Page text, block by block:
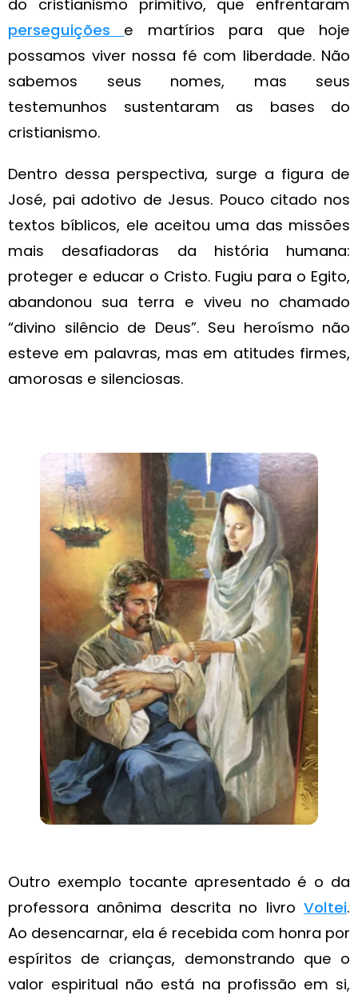
do cristianismo primitivo, que enfrentaram
perseguições e martírios para que hoje
possamos viver nossa fé com liberdade. Não
sabemos seus nomes, mas seus
testemunhos sustentaram as bases do
cristianismo.
Dentro dessa perspectiva, surge a figura de
José, pai adotivo de Jesus. Pouco citado nos
textos bíblicos, ele aceitou uma das missões
mais desafiadoras da história humana:
proteger e educar o Cristo. Fugiu para o Egito,
abandonou sua terra e viveu no chamado
“divino silêncio de Deus”. Seu heroísmo não
esteve em palavras, mas em atitudes firmes,
amorosas e silenciosas.
Outro exemplo tocante apresentado é o da
professora anônima descrita no livro Voltei.
Ao desencarnar, ela é recebida com honra por
espíritos de crianças, demonstrando que o
valor espiritual não está na profissão em si,